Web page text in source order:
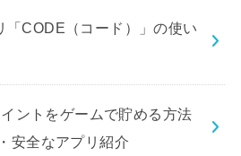
「CODE（コード）」の使い
ントをゲームで貯める方法
安全なアプリ紹介